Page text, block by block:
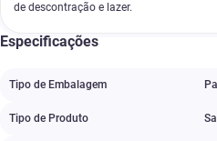
de descontração e lazer.
Especificações
Tipo de Embalagem
Tipo de Produto